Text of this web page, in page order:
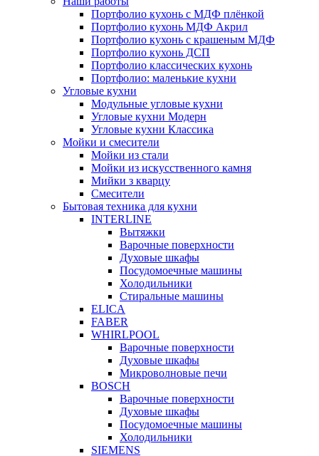
Портфолио кухонь с МДФ плёнкой
Портфолио кухонь МДФ Акрил
Портфолио кухонь с крашеным МДФ
Портфолио кухонь ДСП
Портфолио классических кухонь
Портфолио: маленькие кухни
Угловые кухни
Модульные угловые кухни
Угловые кухни Модерн
Угловые кухни Классика
Мойки и смесители
Мойки из стали
Мойки из искусственного камня
Мийки з кварцу
Смесители
Бытовая техника для кухни
INTERLINE
Вытяжки
Варочные поверхности
Духовые шкафы
Посудомоечные машины
Холодильники
Стиральные машины
ELICA
FABER
WHIRLPOOL
Варочные поверхности
Духовые шкафы
Микроволновые печи
BOSCH
Варочные поверхности
Духовые шкафы
Посудомоечные машины
Холодильники
SIEMENS